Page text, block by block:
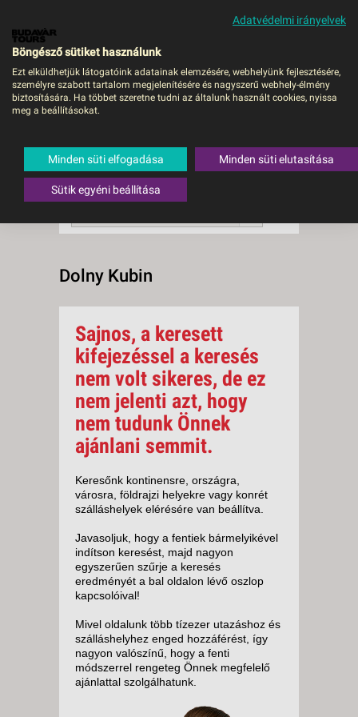
MENÜ
Dolny Kubin
megfelelő utazásttaláltunk.
A keresővel tovább szűkítheti a
találati listát!
RENDEZÉS:
Dolny Kubin
Sajnos, a keresett
kifejezéssel a keresés
nem volt sikeres, de ez
nem jelenti azt, hogy
nem tudunk Önnek
ajánlani semmit.
Keresőnk kontinensre, országra,
városra, földrajzi helyekre vagy konrét
szálláshelyek elérésére van beállítva.
Javasoljuk, hogy a fentiek bármelyikével
indítson keresést, majd nagyon
egyszerűen szűrje a keresés
eredményét a bal oldalon lévő oszlop
kapcsolóival!
Mivel oldalunk több tízezer utazáshoz és
szálláshelyhez enged hozzáférést, így
nagyon valószínű, hogy a fenti
módszerrel rengeteg Önnek megfelelő
ajánlattal szolgálhatunk.
Adatvédelmi irányelvek
Böngésző sütiket használunk
Ezt elküldhetjük látogatóink adatainak elemzésére, webhelyünk fejlesztésére,
személyre szabott tartalom megjelenítésére és nagyszerű webhely-élmény
biztosítására. Ha többet szeretne tudni az általunk használt cookies, nyissa
meg a beállításokat.
Minden süti elfogadása Minden süti elutasítása
Sütik egyéni beállítása